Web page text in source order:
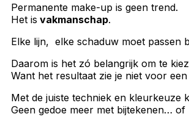
Permanente make-up is geen trend.
Het is vakmanschap.
Elke lijn, elke schaduw moet passen
Daarom is het zó belangrijk om te
Want het resultaat zie je niet voor
Met de juiste techniek en kleurkeuze
Geen gedoe meer met bijtekenen…